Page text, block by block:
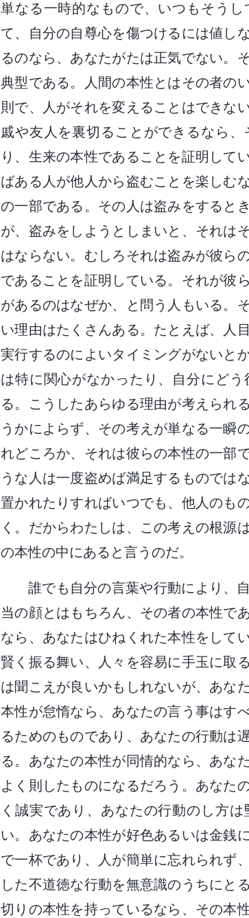
単なる一時的なもので、いつもそう
て、自分の自尊心を傷つけるには値し
るのなら、あなたがたは正気でない。
典型である。人間の本性とはその者の
則で、人がそれを変えることはできな
戚や友人を裏切ることができるなら
り、生来の本性であることを証明して
ばある人が他人から盗むことを楽しむ
の一部である。その人は盗みをすると
が、盗みをしようとしまいと、それは
はならない。むしろそれは盗みが彼ら
であることを証明している。それが彼
があるのはなぜか、と問う人もいる。
い理由はたくさんある。たとえば、人
実行するのによいタイミングがないと
は特に関心がなかったり、自分にど
る。こうしたあらゆる理由が考えられ
うかによらず、その考えが単なる一瞬
れどころか、それは彼らの本性の一部
うな人は一度盗めば満足するものでは
置かれたりすればいつでも、他人のも
く。だからわたしは、この考えの根源
の本性の中にあると言うのだ。
誰でも自分の言葉や行動により、
当の顔とはもちろん、その者の本性で
なら、あなたはひねくれた本性をして
賢く振る舞い、人々を容易に手玉に取
は聞こえが良いかもしれないが、あな
本性が怠惰なら、あなたの言う事はす
るためのものであり、あなたの行動は
る。あなたの本性が同情的なら、あな
よく則したものになるだろう。あなた
く誠実であり、あなたの行動のし方
い。あなたの本性が好色あるいは金銭
で一杯であり、人が簡単に忘れられず
した不道徳な行動を無意識のうちにと
切りの本性を持っているなら、その本